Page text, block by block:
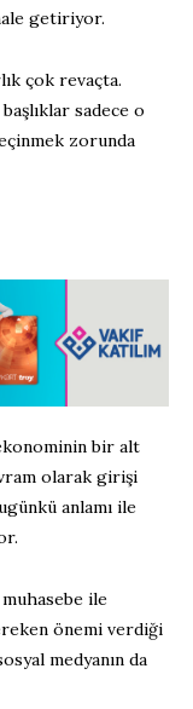
getiriyor.
çok revaçta.
sadece o
zorunda
bir alt
olarak girişi
anlamı ile
ile
önemi verdiği
medyanın da